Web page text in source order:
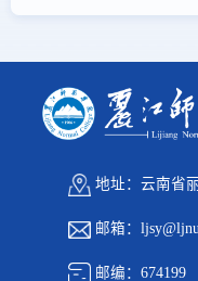
康行政部门所属医疗卫
地址：云南省
邮箱：
邮编：674199